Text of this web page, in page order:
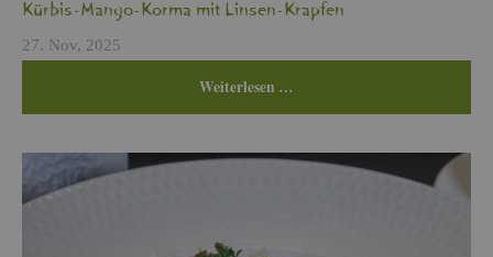
Kür­bis-Mango-Korma mit Lin­sen-Krap­fen
27. Nov, 2025
Wei­ter­le­sen …